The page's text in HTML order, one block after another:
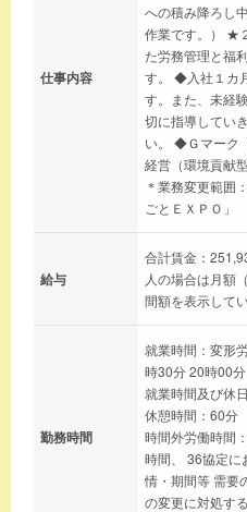
仕事内容
への積み降ろし
作業です。） ★
た労務管理と福
す。 ◆入社１カ
す。また、未経
切に指導してい
い。 ◆Ｇマーク
経営（環境貢献
＊業務変更範囲
ごとＥＸＰＯ」
給与
合計賃金：
人の場合は月額
間額を表示してい
勤務時間
就業時間：変形
時30分 20時00
就業時間及び休
休憩時間：60分
時間外労働時間
時間、 36協定に
情・期間等 需要
の変更に対処す